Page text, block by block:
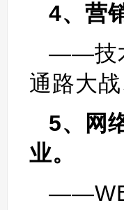
4、营
——技
通路大
5、网
业。